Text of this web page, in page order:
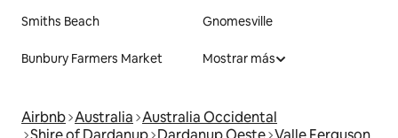
Smiths Beach Gnomesville
Bunbury Farmers Market Mostrar más
Airbnb Australia Australia Occidental